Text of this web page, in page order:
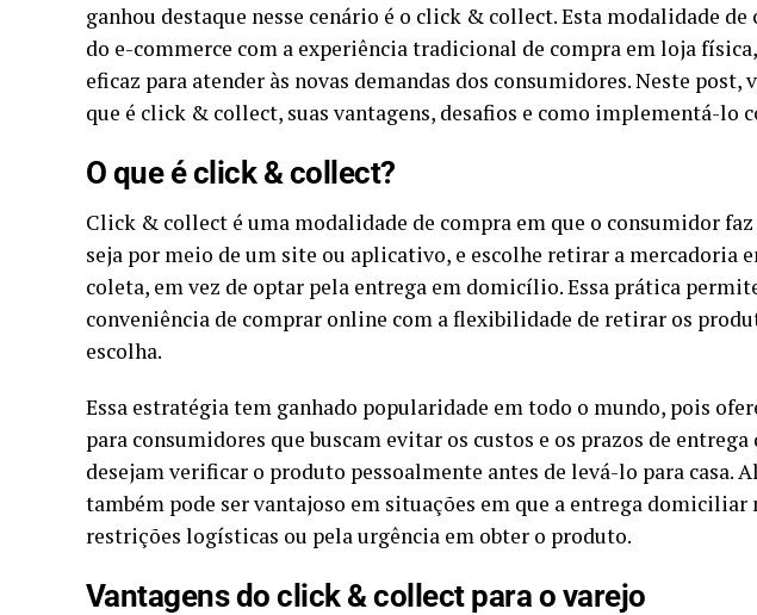
ganhou destaque nesse cenário é o click & collect. Esta modalidade
do e-commerce com a experiência tradicional de compra em loja
eficaz para atender às novas demandas dos consumidores. Neste post,
que é click & collect, suas vantagens, desafios e como implementá-lo
O que é click & collect?
Click & collect é uma modalidade de compra em que o consumidor
seja por meio de um site ou aplicativo, e escolhe retirar a mercadoria
coleta, em vez de optar pela entrega em domicílio. Essa prática
conveniência de comprar online com a flexibilidade de retirar os
escolha.
Essa estratégia tem ganhado popularidade em todo o mundo, pois
para consumidores que buscam evitar os custos e os prazos de
desejam verificar o produto pessoalmente antes de levá-lo para casa.
também pode ser vantajoso em situações em que a entrega domiciliar
restrições logísticas ou pela urgência em obter o produto.
Vantagens do click & collect para o varejo